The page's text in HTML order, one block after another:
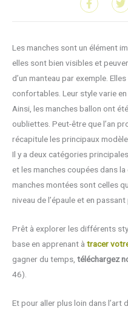
Les manches sont un élément
elles sont bien visibles et
d’un manteau par exemple.
confortables. Leur style varie
Ainsi, les manches ballon ont
oubliettes. Peut-être que l’an
récapitule les principaux
Il y a deux catégories
et les manches coupées dans
manches montées sont celles
niveau de l’épaule et en passant
Prêt à explorer les différents
base en apprenant à tracer
gagner du temps, téléchargez
46).
Et pour aller plus loin dans